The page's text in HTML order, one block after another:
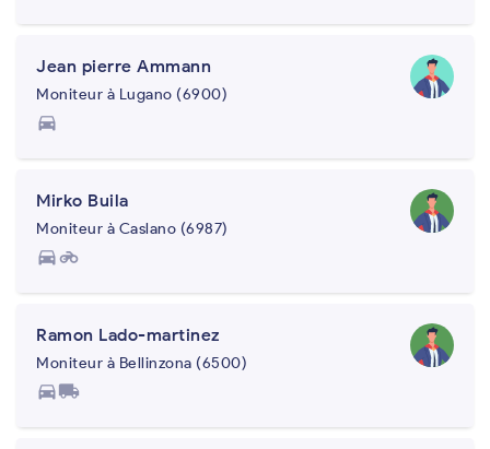
Jean pierre Ammann
Moniteur à Lugano (6900)
directions_car
Mirko Buila
Moniteur à Caslano (6987)
directions_carmotorcycle
Ramon Lado-martinez
Moniteur à Bellinzona (6500)
directions_carlocal_shipping